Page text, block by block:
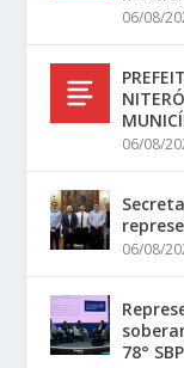
06/08/
06/08/
06/08/
78°